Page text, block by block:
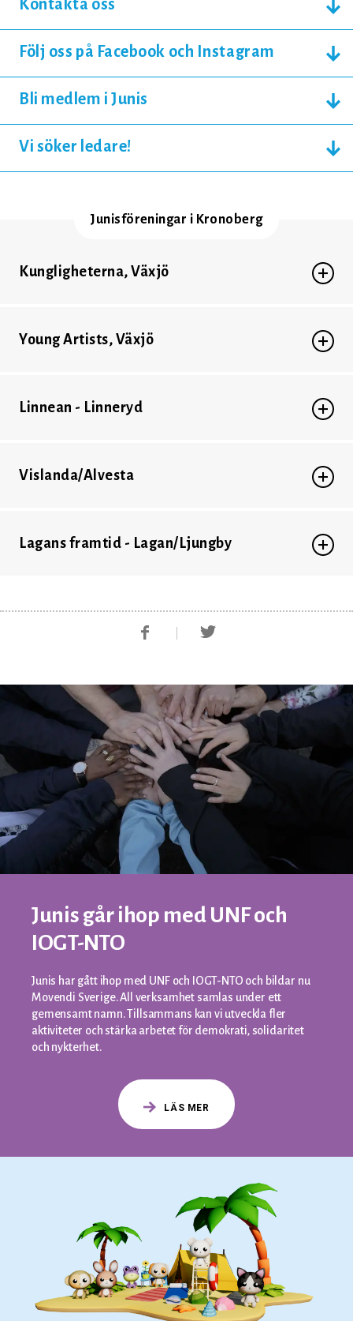
Kontakta oss
Följ oss på Facebook och Instagram
Bli medlem i Junis
Vi söker ledare!
Junisföreningar i Kronoberg
Kungligheterna, Växjö
Young Artists, Växjö
Linnean - Linneryd
Vislanda/Alvesta
Lagans framtid - Lagan/Ljungby
Junis går ihop med UNF och
IOGT-NTO
Junis har gått ihop med UNF och IOGT-NTO och bildar nu
Movendi Sverige. All verksamhet samlas under ett
gemensamt namn. Tillsammans kan vi utveckla fler
aktiviteter och stärka arbetet för demokrati, solidaritet
och nykterhet.
LÄS MER